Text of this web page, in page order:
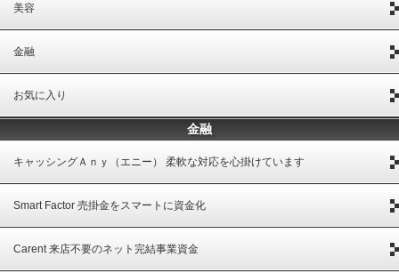
美容
金融
お気に入り
金融
キャッシングＡｎｙ（エニー） 柔軟な対応を心掛けています
Smart Factor 売掛金をスマートに資金化
Carent 来店不要のネット完結事業資金